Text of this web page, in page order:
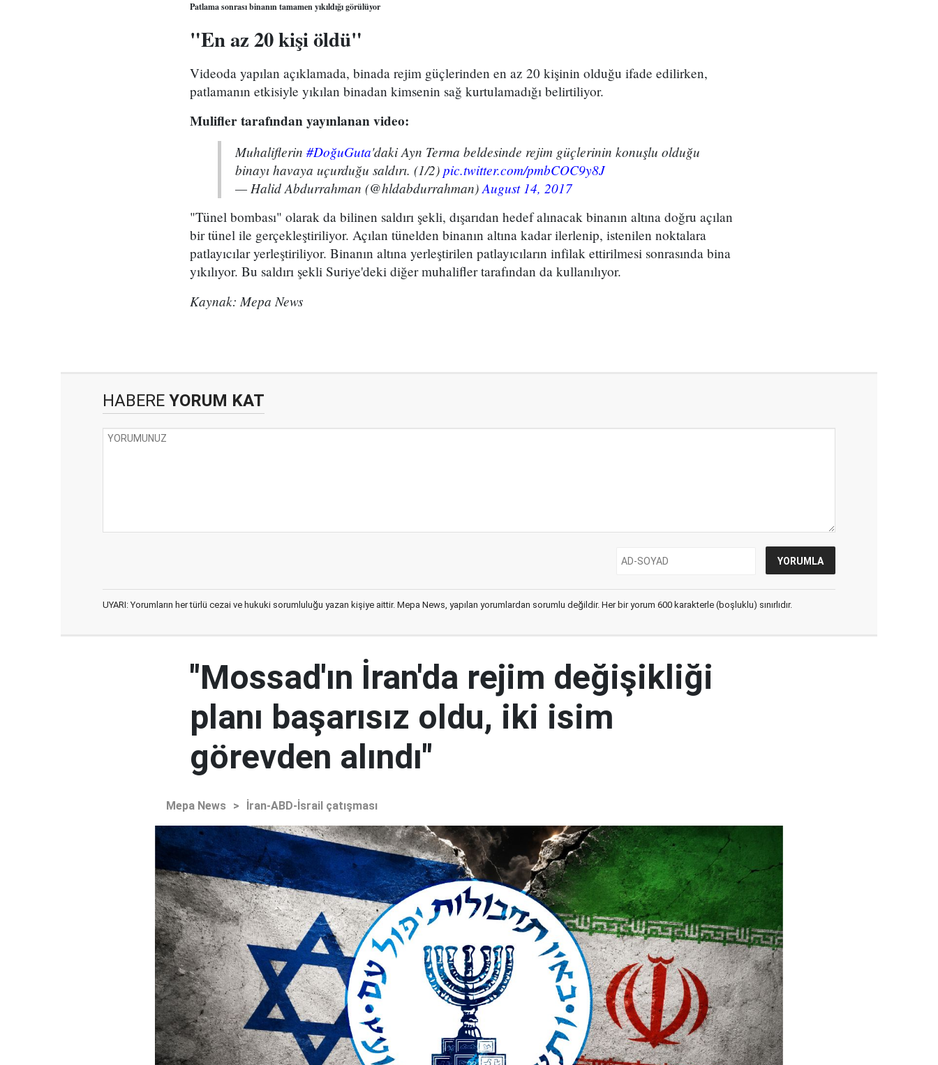
Patlama sonrası binanın tamamen yıkıldığı görülüyor
"En az 20 kişi öldü"
Videoda yapılan açıklamada, binada rejim güçlerinden en az 20 kişinin olduğu ifade edilirken,
patlamanın etkisiyle yıkılan binadan kimsenin sağ kurtulamadığı belirtiliyor.
Mulifler tarafından yayınlanan video:
Muhaliflerin #DoğuGuta'daki Ayn Terma beldesinde rejim güçlerinin konuşlu olduğu
binayı havaya uçurduğu saldırı. (1/2)pic.twitter.com/pmbCOC9y8J
— Halid Abdurrahman (@hldabdurrahman)August 14, 2017
"Tünel bombası" olarak da bilinen saldırı şekli, dışarıdan hedef alınacak binanın altına doğru açılan
bir tünel ile gerçekleştiriliyor. Açılan tünelden binanın altına kadar ilerlenip, istenilen noktalara
patlayıcılar yerleştiriliyor. Binanın altına yerleştirilen patlayıcıların infilak ettirilmesi sonrasında bina
yıkılıyor. Bu saldırı şekli Suriye'deki diğer muhalifler tarafından da kullanılıyor.
Kaynak: Mepa News
HABERE YORUM KAT
UYARI: Yorumların her türlü cezai ve hukuki sorumluluğu yazan kişiye aittir. Mepa News, yapılan yorumlardan sorumlu değildir. Her bir yorum 600 karakterle (boşluklu) sınırlıdır.
"Mossad'ın İran'da rejim değişikliği
planı başarısız oldu, iki isim
görevden alındı"
Mepa News > İran-ABD-İsrail çatışması